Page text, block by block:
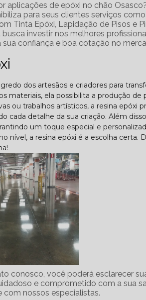
aplicações de epóxi no chão
para seus clientes serviços
Tinta Epóxi, Lapidação de Pisos e
busca investir nos melhores
sua confiança e boa cotação no
dos artesãos e criadores para
materiais, ela possibilita a produção
ou trabalhos artísticos, a resina
cada detalhe da sua criação. Além
um toque especial e
nível, a resina epóxi é a escolha certa.
conosco, você poderá esclarecer
e comprometido com a sua
com nossos especialistas.